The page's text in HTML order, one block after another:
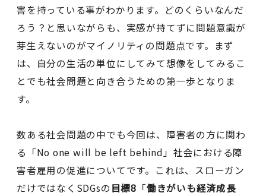
害を持っている事がわかります。どのくらいなんだ
ろう？と思いながらも、実感が持てずに問題意識が
芽生えないのがマイノリティの問題点です。まず
は、自分の生活の単位にしてみて想像をしてみるこ
とでも社会問題と向き合うための第一歩となりま
す。
数ある社会問題の中でも今回は、障害者の方に関わ
る「No one will be left behind」社会における障
害者雇用の促進についてです。これは、スローガン
だけではなくSDGsの 目標8 「働きがいも経済成長